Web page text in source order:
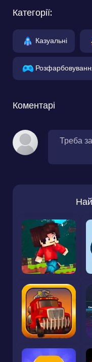
Категорії:
Казуальні
Коментарі
Треба